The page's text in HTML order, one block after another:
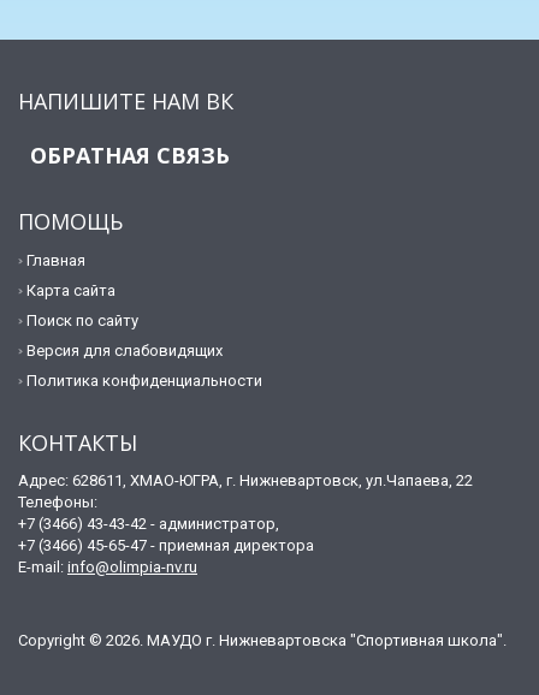
НАПИШИТЕ НАМ ВК
ОБРАТНАЯ СВЯЗЬ
ПОМОЩЬ
Главная
Карта сайта
Поиск по сайту
Версия для слабовидящих
Политика конфиденциальности
КОНТАКТЫ
Адрес: 628611, ХМАО-ЮГРА, г. Нижневартовск, ул.Чапаева, 22
Телефоны:
+7 (3466) 43-43-42 - администратор,
+7 (3466) 45-65-47 - приемная директора
E-mail: info@olimpia-nv.ru
Copyright © 2026. МАУДО г. Нижневартовска "Спортивная школа".